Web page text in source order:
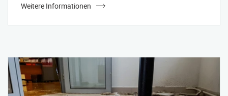
Weitere Informationen